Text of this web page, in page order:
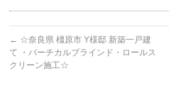
← ☆奈良県 橿原市 Y様邸 新築一戸建
て ・バーチカルブラインド・ロールス
クリーン施工☆